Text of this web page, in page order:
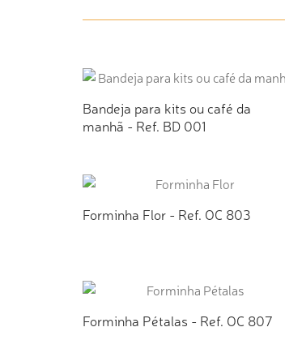
Bandeja para kits ou café da
manhã - Ref. BD 001
Forminha Flor - Ref. OC 803
Forminha Pétalas - Ref. OC 807